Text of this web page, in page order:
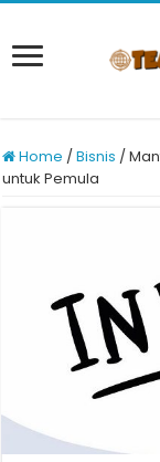
Home /Bisnis /
untuk Pemula